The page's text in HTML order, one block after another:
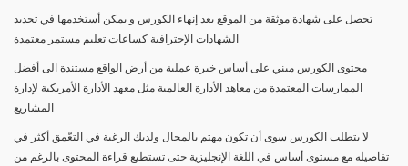
تحصل على شهادة موثقة من الموقع بعد إنهاء الكورس و يمكن أستخدمها في تجديد
الشهادات الإحترافية كساعات تعليم مستمر معتمدة
محتوى الكورس مبني على أساس خبرة عملية من أرض الواقع مستندة الى أفضل
الممارسات المعتمدة من معاهد الأدارة العالمية مثل معهد الأدارة الأمريكية لإدارة
المشاريع
لا يتطلب الكورس سوى أن تكون مهتم بالمجال ولديك الرغبة في التعّمق أكثر في
تفاصيله مع مستوى أساس في اللغة الإنجليزية حتى تستطيع قراءة المحتوى بالرغم من